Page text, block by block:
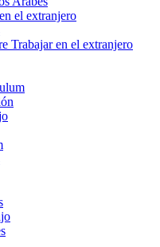
el extranjero
Trabajar en el extranjero